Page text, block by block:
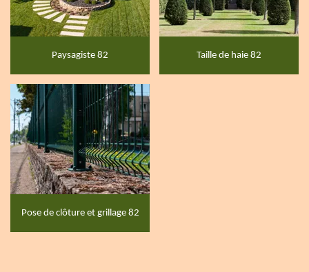
Paysagiste 82 Taille de haie 82
Pose de clôture et grillage 82